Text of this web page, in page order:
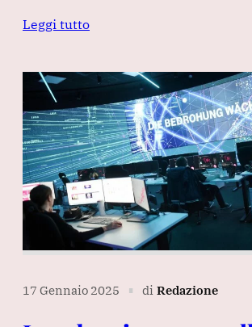
Leggi tutto
17 Gennaio 2025 ∎ di Redazione